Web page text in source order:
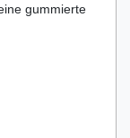
gummierte